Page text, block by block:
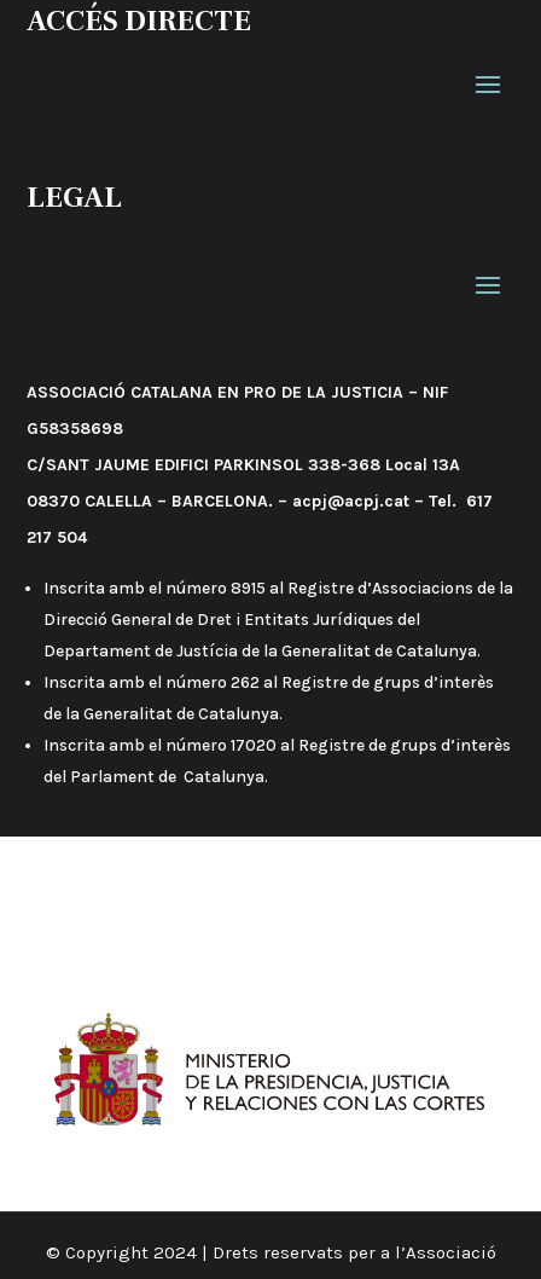
ACCÉS DIRECTE
LEGAL
ASSOCIACIÓ CATALANA EN PRO DE LA JUSTICIA – NIF
G58358698
C/SANT JAUME EDIFICI PARKINSOL 338-368 Local 13A
08370 CALELLA – BARCELONA. – acpj@acpj.cat – Tel. 617
217 504
Inscrita amb el número 8915 al Registre d’Associacions de la
Direcció General de Dret i Entitats Jurídiques del
Departament de Justícia de la Generalitat de Catalunya.
Inscrita amb el número 262 al Registre de grups d’interès
de la Generalitat de Catalunya.
Inscrita amb el número 17020 al Registre de grups d’interès
del Parlament de Catalunya.
© Copyright 2024 | Drets reservats per a l’Associació